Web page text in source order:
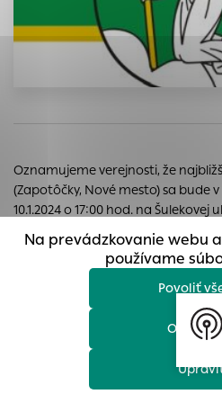
Oznamujeme verejnosti, že
(Zapotôčky, Nové mesto) sa bude
10.1.2024 o 17:00 hod. na Šulekovej
bývalého Centra voľného času.
Ďalšie
Na prevádzkovanie webu
používame
Povoliť
prístup k zabezpečeným
týchto súborov cookie nemôže
Analytické cookies
Analytické cookies pomáhajú
možné ich spojiť s konkrétnou
Povoliť
Uložiť
Viac